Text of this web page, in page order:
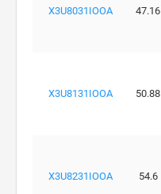
X3U8031IOOA 47.16
X3U8131IOOA 50.88
X3U8231IOOA 54.6